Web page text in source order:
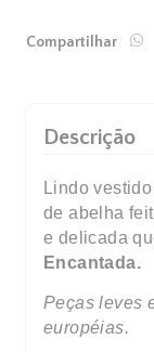
Compartilhar
Descrição
Lindo
de abelha
e delicada
Encantada.
Peças leves
européias.